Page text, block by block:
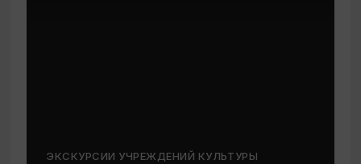
ЭКСКУРСИИ УЧРЕЖДЕНИЙ КУЛЬТУРЫ